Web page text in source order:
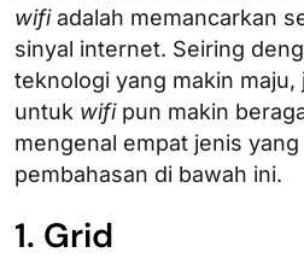
wifi adalah memancarkan
sinyal internet. Seiring
teknologi yang makin
untuk wifipun makin
mengenal empat jenis
pembahasan di bawah ini.
1. Grid